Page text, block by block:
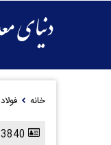
خانه فولاد